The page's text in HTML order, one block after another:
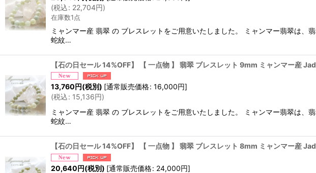
(税込: 22,704円)
在庫数1点
ミャンマー産 翡翠 の ブレスレットをご用意いたしました。 ミャンマー翡翠は
蛇紋…
【石の日セール 14%OFF】 【 一点物 】 翡翠 ブレスレット 9mm ミャンマー産
13,760円(税別) [通常販売価格: 16,000円]
(税込: 15,136円)
ミャンマー産 翡翠 の ブレスレットをご用意いたしました。 ミャンマー翡翠は
蛇紋…
【石の日セール 14%OFF】 【 一点物 】 翡翠 ブレスレット 8mm ミャンマー産
20,640円(税別) [通常販売価格: 24,000円]